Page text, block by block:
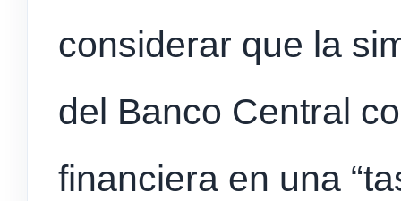
considerar que la
del Banco Central
financiera en una